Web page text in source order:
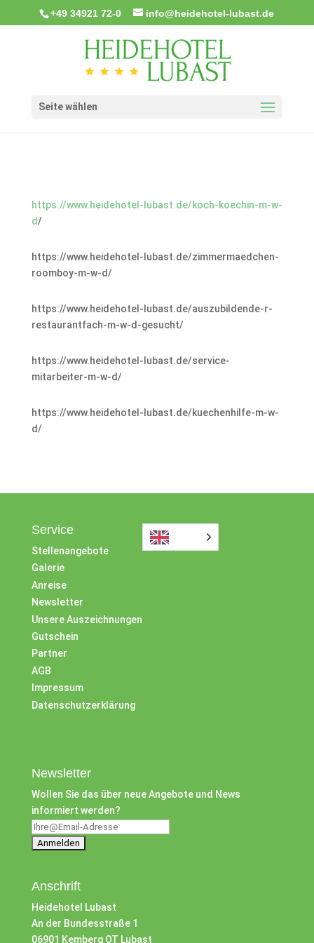
+49 34921 72-0 info@heidehotel-lubast.de
Seite wählen
https://www.heidehotel-lubast.de/koch-koechin-m-w-
d/
https://www.heidehotel-lubast.de/zimmermaedchen-
roomboy-m-w-d/
https://www.heidehotel-lubast.de/auszubildende-r-
restaurantfach-m-w-d-gesucht/
https://www.heidehotel-lubast.de/service-
mitarbeiter-m-w-d/
https://www.heidehotel-lubast.de/kuechenhilfe-m-w-
d/
Service
Stellenangebote
Galerie
Anreise
Newsletter
Unsere Auszeichnungen
Gutschein
Partner
AGB
Impressum
Datenschutzerklärung
Newsletter
Wollen Sie das über neue Angebote und News
informiert werden?
Anschrift
Heidehotel Lubast
An der Bundesstraße 1
06901 Kemberg OT Lubast